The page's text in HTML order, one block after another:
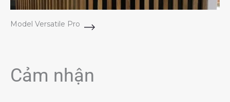
Model Versatile Pro
Cảm nhận